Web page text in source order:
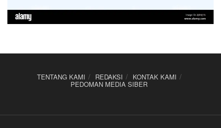
TENTANG KAMI REDAKSI KONTAK KAMI
PEDOMAN MEDIA SIBER